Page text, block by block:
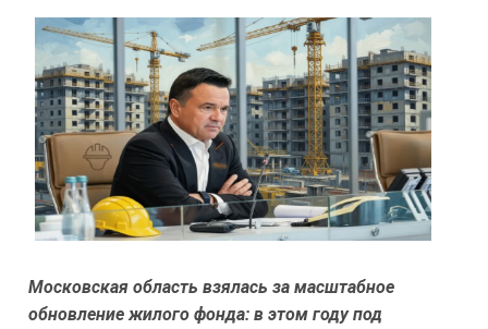
Московская область взялась за масштабное
обновление жилого фонда: в этом году под